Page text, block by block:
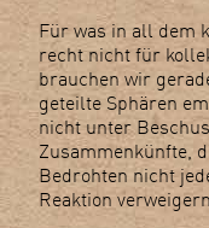
Für was in all dem
recht nicht für
brauchen wir
geteilte Sphären
nicht unter
Zusammenkünfte,
Bedrohten nicht
Reaktion